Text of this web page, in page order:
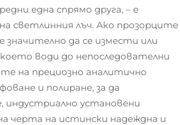
една спрямо друга, – е
светлинния лъч. Ако прозорците
да се измести или
води до непоследователни
на прециозно аналитично
и полиране, за да
установени
черта на истински надеждна и